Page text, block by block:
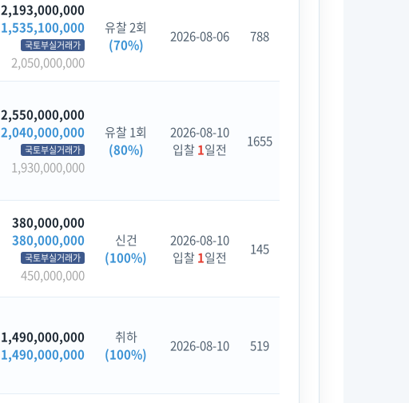
2,193,000,000
1,535,100,000
국토부실거래가
2,050,000,000
유찰 2회
(70%)
2026-08-06 788
2,550,000,000
2,040,000,000
국토부실거래가
1,930,000,000
유찰 1회
(80%)
2026-08-10
입찰1일전 1655
380,000,000
380,000,000
국토부실거래가
450,000,000
신건
(100%)
2026-08-10
입찰1일전 145
1,490,000,000
1,490,000,000
취하
(100%)
2026-08-10 519